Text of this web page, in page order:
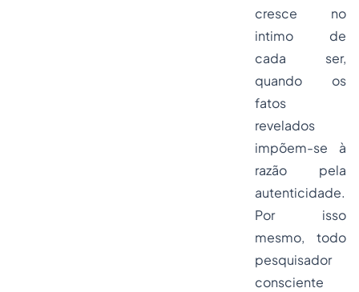
cresce no
intimo de
cada ser,
quando os
fatos
revelados
impõem-se à
razão pela
autenticidade.
Por isso
mesmo, todo
pesquisador
consciente